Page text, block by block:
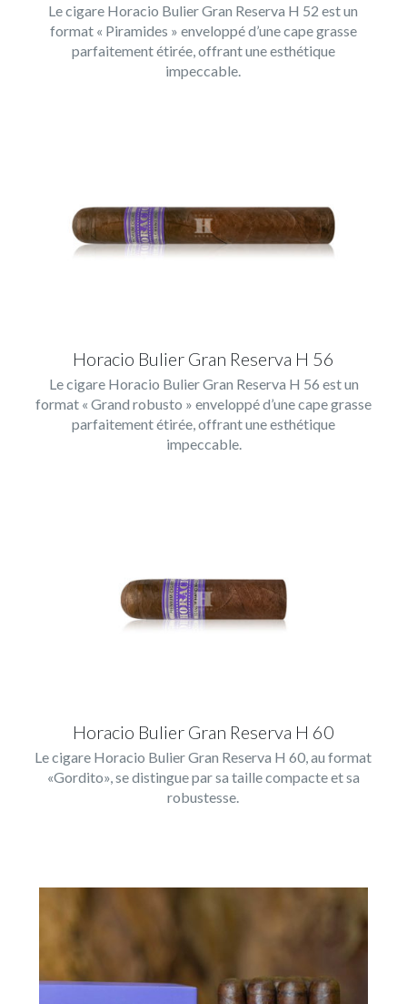
Le cigare Horacio Bulier Gran Reserva H 52 est un
format « Piramides » enveloppé d’une cape grasse
parfaitement étirée, offrant une esthétique
impeccable.
Horacio Bulier Gran Reserva H 56
Le cigare Horacio Bulier Gran Reserva H 56 est un
format « Grand robusto » enveloppé d’une cape grasse
parfaitement étirée, offrant une esthétique
impeccable.
Horacio Bulier Gran Reserva H 60
Le cigare Horacio Bulier Gran Reserva H 60, au format
«Gordito», se distingue par sa taille compacte et sa
robustesse.